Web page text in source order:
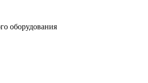
оборудования